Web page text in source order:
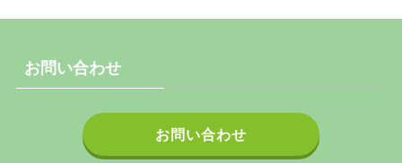
お問い合わせ
お問い合わせ